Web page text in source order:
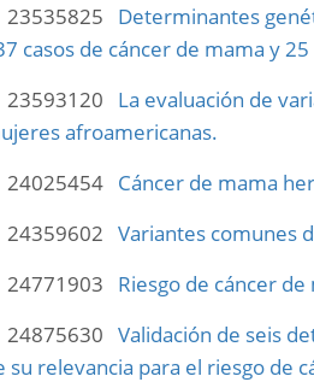
23535825 Determinantes
casos de cáncer de mama y
23593120 La evaluación de
afroamericanas.
24025454 Cáncer de mama
24359602 Variantes comunes
24771903 Riesgo de cáncer
24875630 Validación de seis
su relevancia para el riesgo de